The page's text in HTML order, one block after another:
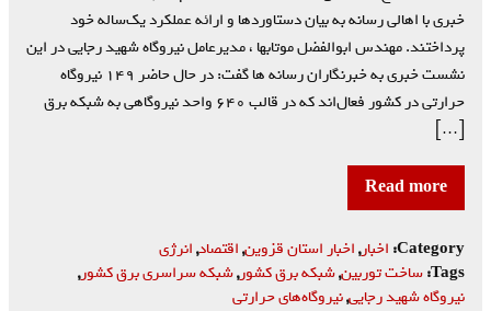
خبری با اهالی رسانه به بیان دستاوردها و ارائه عملکرد یک‌ساله خود
پرداختند. مهندس ابوالفضل موتابها ، مدیرعامل نیروگاه شهید رجایی در این
نشست خبری به خبرنگاران رسانه ها گفت: در حال حاضر ۱۴۹ نیروگاه
حرارتی در کشور فعال‌اند که در قالب ۶۴۰ واحد نیروگاهی به شبکه برق
[…]
Read more
Category: اخبار,اخبار استان قزوین,اقتصاد,انرژی
Tags: ساخت توربین‌,شبکه برق کشور,شبکه سراسری برق کشور,
نیروگاه شهید رجایی,نیروگاه‌های حرارتی